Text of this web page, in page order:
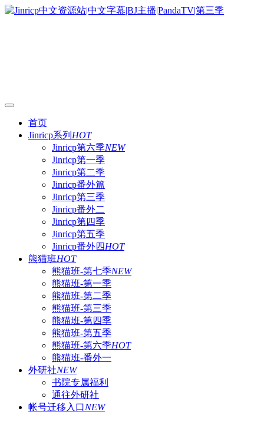
首页
Jinricp系列 HOT
Jinricp第六季NEW
Jinricp第一季
Jinricp第二季
Jinricp番外篇
Jinricp第三季
Jinricp番外二
Jinricp第四季
Jinricp第五季
Jinricp番外四HOT
熊猫班HOT
熊猫班-第七季NEW
熊猫班-第一季
熊猫班-第二季
熊猫班-第三季
熊猫班-第四季
熊猫班-第五季
熊猫班-第六季HOT
熊猫班-番外一
外研社NEW
书院专属福利
通往外研社
帐号迁移入口NEW